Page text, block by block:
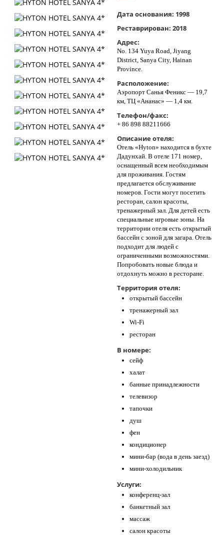
Дата основания: 1998
Реставрирован: 2018
Адрес:
No. 134 Yuya Road, Jiyang
District, Sanya City, Hainan
Province.
Расположение:
Аэропорт Санья Феникс — 19,7
км, ТЦ «Ананас» — 1,4 км.
Телефон/факс:
+ 86 898 88211666
Описание отеля:
Отель «Hyton» находится в бухте
Дадунхай. В отеле 171 номер,
оснащенный всем необходимым
для проживания. Гостям
предлагается обслуживание
номеров. Гости могут посетить
ресторан, салон красоты,
тренажерный зал. Для детей есть
специальные игровые зоны. На
территории отеля есть открытый
бассейн с зоной для загара. Отель
подходит для людей с
ограниченными возможностями.
Попробовать новые блюда и
отдохнуть можно в ресторане.
Территория отеля:
открытый бассейн
тренажерный зал
Wi-Fi
ресторан
В номере:
сейф
халат
банные принадлежности
телевизор
тапочки
душ
фен
кондиционер
мини-бар (вода в день заезд)
мини-холодильник
Услуги:
конференц-зал
банкетный зал
массаж
салон красоты